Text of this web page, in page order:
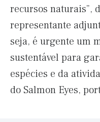
recursos naturais”,
representante
seja, é urgente um
sustentável para
espécies e da
do Salmon Eyes,